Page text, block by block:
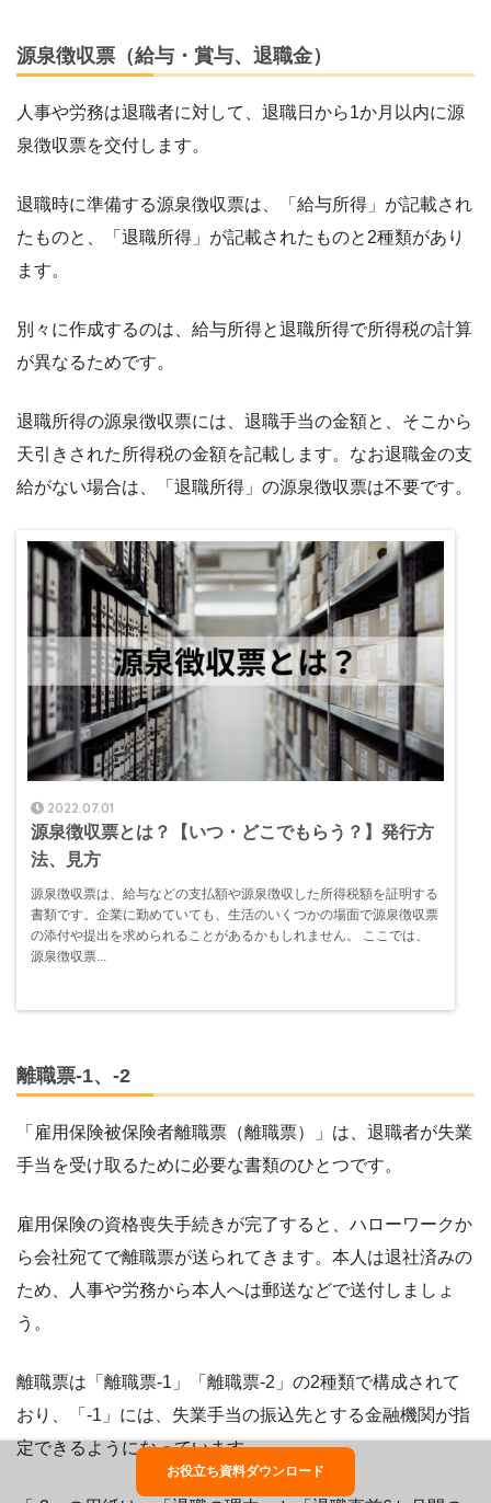
源泉徴収票（給与・賞与、退職金）
人事や労務は退職者に対して、退職日から1か月以内に源
泉徴収票を交付します。
退職時に準備する源泉徴収票は、「給与所得」が記載され
たものと、「退職所得」が記載されたものと2種類があり
ます。
別々に作成するのは、給与所得と退職所得で所得税の計算
が異なるためです。
退職所得の源泉徴収票には、退職手当の金額と、そこから
天引きされた所得税の金額を記載します。なお退職金の支
給がない場合は、「退職所得」の源泉徴収票は不要です。
2022.07.01
源泉徴収票とは？【いつ・どこでもらう？】発行方
法、見方
源泉徴収票は、給与などの支払額や源泉徴収した所得税額を証明する
書類です。企業に勤めていても、生活のいくつかの場面で源泉徴収票
の添付や提出を求められることがあるかもしれません。 ここでは、
源泉徴収票...
離職票-1、-2
「雇用保険被保険者離職票（離職票）」は、退職者が失業
手当を受け取るために必要な書類のひとつです。
雇用保険の資格喪失手続きが完了すると、ハローワークか
ら会社宛てで離職票が送られてきます。本人は退社済みの
ため、人事や労務から本人へは郵送などで送付しましょ
う。
離職票は「離職票-1」「離職票-2」の2種類で構成されて
おり、「-1」には、失業手当の振込先とする金融機関が指
定できるようになっています。
お役立ち資料ダウンロード